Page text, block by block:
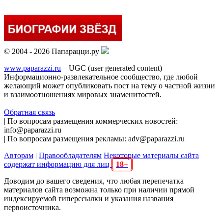
© 2004 - 2026 Папарацци.ру
www.paparazzi.ru – UGC (user generated content)
Информационно-развлекательное сообщество, где любой
желающий может опубликовать пост на тему о частной жизни
и взаимоотношениях мировых знаменитостей.
Обратная связь
| По вопросам размещения коммерческих новостей:
info@paparazzi.ru
| По вопросам размещения рекламы: adv@paparazzi.ru
Авторам | Правообладателям Некоторые материалы сайта
содержат информацию для лиц
18+
Доводим до вашего сведения, что любая перепечатка
материалов сайта возможна только при наличии прямой
индексируемой гиперссылки и указания названия
первоисточника.